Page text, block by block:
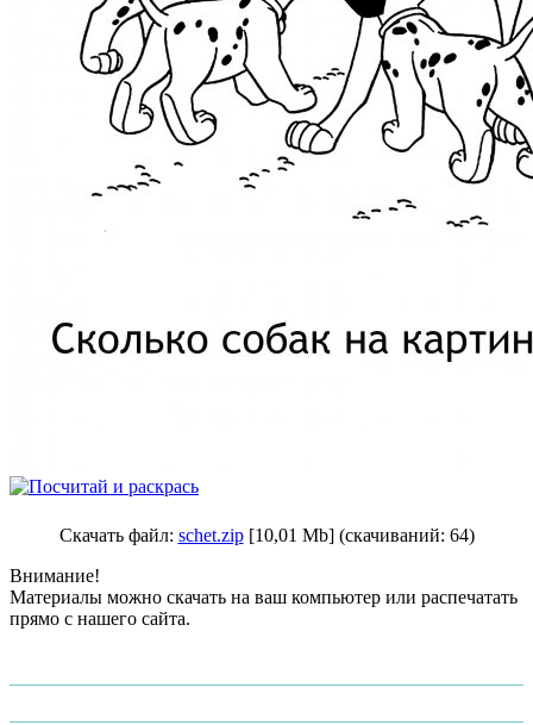
Скачать файл: schet.zip[10,01 Mb] (cкачиваний: 64)
Внимание!
Материалы можно скачать на ваш компьютер или распечатать
прямо с нашего сайта.